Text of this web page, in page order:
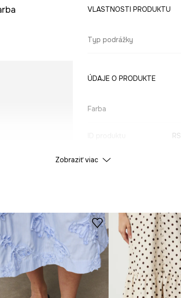
VLASTNOSTI PRODUKTU
Typ podrážky
ÚDAJE O PRODUKTE
Farba
Výrobca
Zobraziť viac